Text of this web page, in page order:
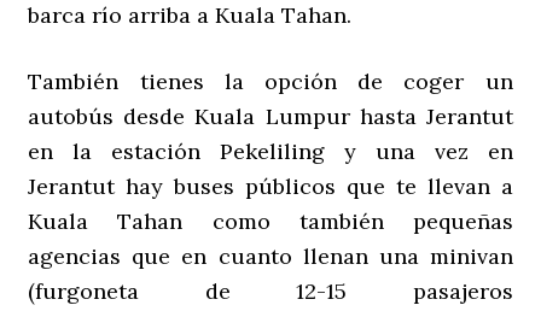
barca río arriba a Kuala Tahan.
También tienes la opción de coger un
autobús desde Kuala Lumpur hasta Jerantut
en la estación Pekeliling y una vez en
Jerantut hay buses públicos que te llevan a
Kuala Tahan como también pequeñas
agencias que en cuanto llenan una minivan
(furgoneta de 12-15 pasajeros